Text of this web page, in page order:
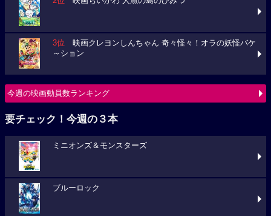
3位 映画クレヨンしんちゃん 奇々怪々！オラの妖怪バケ
～ション
今週の映画動員数ランキング
要チェック！今週の３本
ミニオンズ＆モンスターズ
ブルーロック